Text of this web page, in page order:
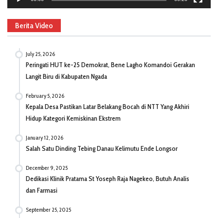
Berita Video
July 25, 2026
Peringati HUT ke-25 Demokrat, Bene Lagho Komandoi Gerakan
Langit Biru di Kabupaten Ngada
February 5, 2026
Kepala Desa Pastikan Latar Belakang Bocah di NTT Yang Akhiri
Hidup Kategori Kemiskinan Ekstrem
January 12, 2026
Salah Satu Dinding Tebing Danau Kelimutu Ende Longsor
December 9, 2025
Dedikasi Klinik Pratama St Yoseph Raja Nagekeo, Butuh Analis
dan Farmasi
September 25, 2025